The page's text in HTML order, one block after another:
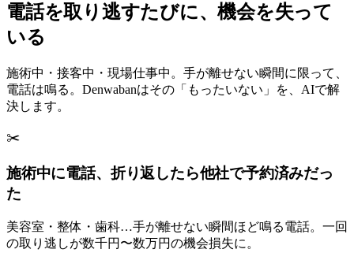
電話を取り逃すたびに、機会を失って
いる
施術中・接客中・現場仕事中。手が離せない瞬間に限って、
電話は鳴る。Denwabanはその「もったいない」を、AIで解
決します。
✂️
施術中に電話、折り返したら他社で予約済みだっ
た
美容室・整体・歯科…手が離せない瞬間ほど鳴る電話。一回
の取り逃しが数千円〜数万円の機会損失に。